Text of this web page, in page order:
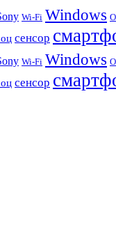
Wi-Fi Windows
сенсор
Wi-Fi Windows
сенсор